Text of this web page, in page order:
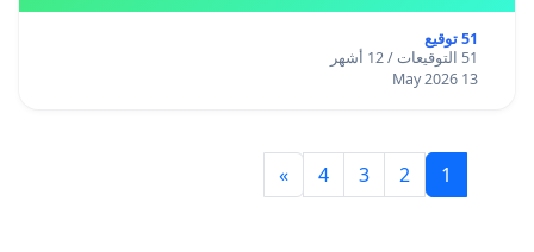
51 توقيع
51 التوقيعات / 12 أشهر
13 May 2026
1
2
3
4
»